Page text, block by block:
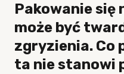
Pakowanie się
może być
zgryzienia. Co
ta nie stanowi